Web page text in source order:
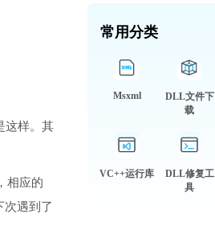
这样。其
相应的
次遇到了
常用分类
Msxml
DLL文件下
载
VC++运行库
DLL修复工
具